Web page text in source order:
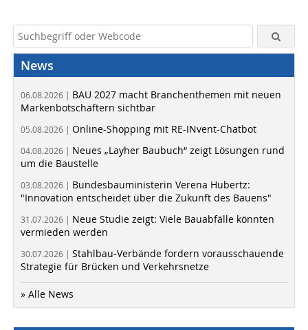
News
06.08.2026 | BAU 2027 macht Branchenthemen mit neuen
Markenbotschaftern sichtbar
05.08.2026 | Online-Shopping mit RE-INvent-Chatbot
04.08.2026 | Neues „Layher Baubuch“ zeigt Lösungen rund
um die Baustelle
03.08.2026 | Bundesbauministerin Verena Hubertz:
"Innovation entscheidet über die Zukunft des Bauens"
31.07.2026 | Neue Studie zeigt: Viele Bauabfälle könnten
vermieden werden
30.07.2026 | Stahlbau-Verbände fordern vorausschauende
Strategie für Brücken und Verkehrsnetze
» Alle News